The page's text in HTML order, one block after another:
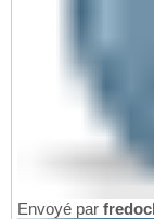
Envoyé par